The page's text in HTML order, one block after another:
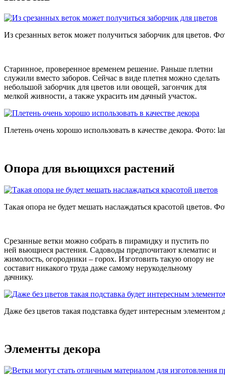
Из срезанных веток может получиться заборчик для цветов.
Старинное, проверенное временем решение. Раньше плетни
служили вместо заборов. Сейчас в виде плетня можно сделать
небольшой заборчик для цветов или овощей, загончик для
мелкой живности, а также украсить им дачный участок.
Плетень очень хорошо использовать в качестве декора. Фото:
Опора для вьющихся растений
Такая опора не будет мешать наслаждаться красотой цветов.
Срезанные ветки можно собрать в пирамидку и пустить по
ней вьющиеся растения. Садоводы предпочитают клематис и
жимолость, огородники – горох. Изготовить такую опору не
составит никакого труда даже самому нерукодельному
дачнику.
Даже без цветов такая подставка будет интересным
Элементы декора